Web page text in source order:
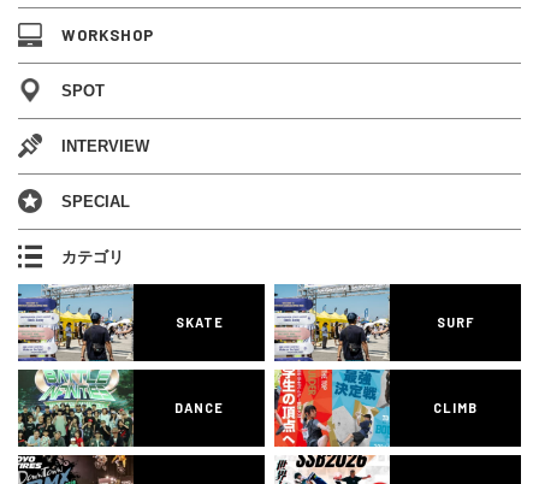
WORKSHOP
SPOT
INTERVIEW
SPECIAL
カテゴリ
SKATE SURF
DANCE CLIMB